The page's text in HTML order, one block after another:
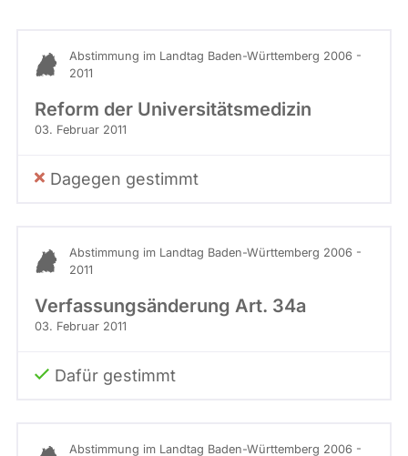
werden.
Abstimmung im Landtag Baden-Württemberg 2006 -
2011
Reform der Universitätsmedizin
03. Februar 2011
Dagegen gestimmt
Abstimmung im Landtag Baden-Württemberg 2006 -
2011
Verfassungsänderung Art. 34a
03. Februar 2011
Dafür gestimmt
Abstimmung im Landtag Baden-Württemberg 2006 -